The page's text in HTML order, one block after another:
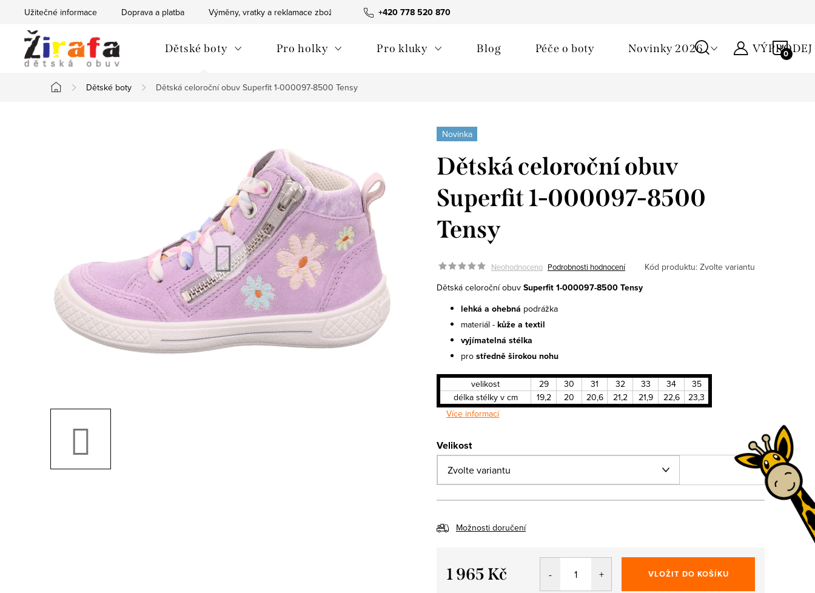
obsah
+420 778 520 870
Užitečné informace Doprava a platba Výměny, vratky a reklamace zboží Obchodní podmínky
Dětské boty Pro holky Pro kluky Blog Péče o boty Novinky 2026 VÝPRODEJ
Domů
Dětské boty Dětská celoroční obuv Superfit 1-000097-8500 Tensy
Novinka
Dětská celoroční obuv
Superfit 1-000097-8500
Tensy
Neohodnoceno Podrobnosti hodnocení Kód produktu: Zvolte variantu
Dětská celoroční obuv Superfit 1-000097-8500 Tensy
lehká a ohebná podrážka
materiál - kůže a textil
vyjímatelná stélka
pro středně širokou nohu
velikost 29 30 31 32 33 34
35
délka stélky v cm
19,2 20 20,6 21,2 21,9 22,6
23,3
Více informací
Velikost
Možnosti doručení
1 965 Kč VLOŽIT DO KOŠÍKU